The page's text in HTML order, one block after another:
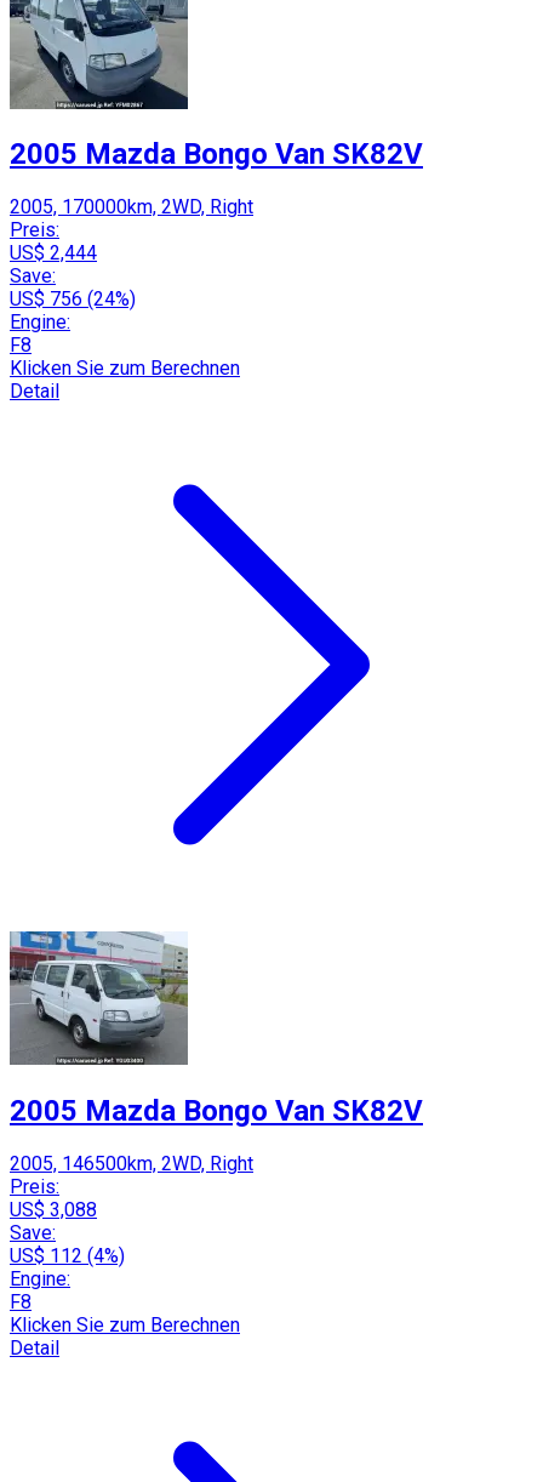
2005 Mazda Bongo Van SK82V
2005, 170000km, 2WD, Right
Preis:
US$ 2,444
Save:
US$ 756 (24%)
Engine:
F8
Klicken Sie zum Berechnen
Detail
2005 Mazda Bongo Van SK82V
2005, 146500km, 2WD, Right
Preis:
US$ 3,088
Save:
US$ 112 (4%)
Engine:
F8
Klicken Sie zum Berechnen
Detail